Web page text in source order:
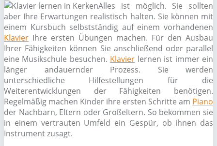
Alles ist möglich. Sie sollten
aber Ihre Erwartungen realistisch halten. Sie können mit
einem Kursbuch selbstständig auf einem vorhandenen
Klavier Ihre ersten Übungen machen. Für den Ausbau
Ihrer Fähigkeiten können Sie anschließend oder parallel
eine Musikschule besuchen. Klavier lernen ist immer ein
länger andauernder Prozess. Sie werden
unterschiedliche Hilfestellungen für die
Weiterentwicklungen der Fähigkeiten benötigen.
Regelmäßig machen Kinder ihre ersten Schritte am Piano
der Nachbarn, Eltern oder Großeltern. So bekommen sie
in einem vertrauten Umfeld ein Gespür, ob ihnen das
Instrument zusagt.